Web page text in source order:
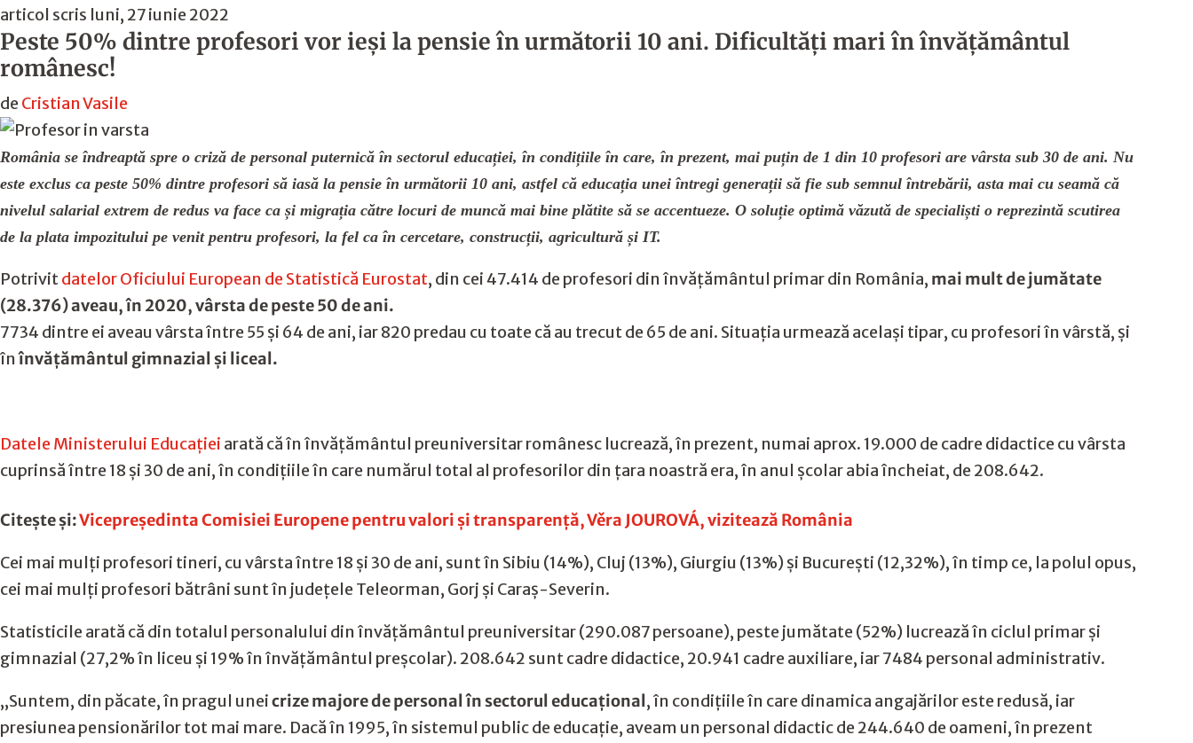
articol scris luni, 27 iunie 2022
Peste 50% dintre profesori vor ieși la pensie în următorii 10 ani. Dificultăți mari în învățământul
românesc!
de Cristian Vasile
România se îndreaptă spre o criză de personal puternică în sectorul educației, în condițiile în care, în prezent, mai puțin de 1 din 10 profesori are vârsta sub 30 de ani. Nu
este exclus ca peste 50% dintre profesori să iasă la pensie în următorii 10 ani, astfel că educația unei întregi generații să fie sub semnul întrebării, asta mai cu seamă că
nivelul salarial extrem de redus va face ca și migrația către locuri de muncă mai bine plătite să se accentueze. O soluție optimă văzută de specialiști o reprezintă scutirea
de la plata impozitului pe venit pentru profesori, la fel ca în cercetare, construcții, agricultură și IT.
Potrivitdatelor Oficiului European de Statistică Eurostat, din cei 47.414 de profesori din învățământul primar din România, mai mult de jumătate
(28.376) aveau, în 2020, vârsta de peste 50 de ani.
7734 dintre ei aveau vârsta între 55 și 64 de ani, iar 820 predau cu toate că au trecut de 65 de ani. Situația urmează același tipar, cu profesori în vârstă, și
înînvățământul gimnazial și liceal.
Datele Ministerului Educației arată că în învățământul preuniversitar românesc lucrează, în prezent, numai aprox. 19.000 de cadre didactice cu vârsta
cuprinsă între 18 și 30 de ani, în condițiile în care numărul total al profesorilor din țara noastră era, în anul școlar abia încheiat, de 208.642.
Citește și:Vicepreședinta Comisiei Europene pentru valori și transparență, Věra JOUROVÁ, vizitează România
Cei mai mulți profesori tineri, cu vârsta între 18 și 30 de ani, sunt în Sibiu (14%), Cluj (13%), Giurgiu (13%) și București (12,32%), în timp ce, la polul opus,
cei mai mulți profesori bătrâni sunt în județele Teleorman, Gorj și Caraș-Severin.
Statisticile arată că din totalul personalului din învățământul preuniversitar (290.087 persoane), peste jumătate (52%) lucrează în ciclul primar și
gimnazial (27,2% în liceu și 19% în învățământul preșcolar). 208.642 sunt cadre didactice, 20.941 cadre auxiliare, iar 7484 personal administrativ.
,,Suntem, din păcate, în pragul uneicrize majore de personal în sectorul educațional, în condițiile în care dinamica angajărilor este redusă, iar
presiunea pensionărilor tot mai mare. Dacă în 1995, în sistemul public de educație, aveam un personal didactic de 244.640 de oameni, în prezent